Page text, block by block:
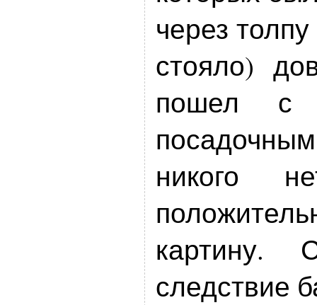
через
стояло)
пошел с
никого
картину.
следствие